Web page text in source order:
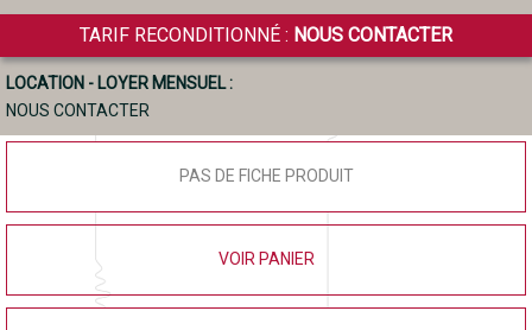
TARIF RECONDITIONNÉ : NOUS CONTACTER
LOCATION - LOYER MENSUEL :
NOUS CONTACTER
PAS DE FICHE PRODUIT
VOIR PANIER